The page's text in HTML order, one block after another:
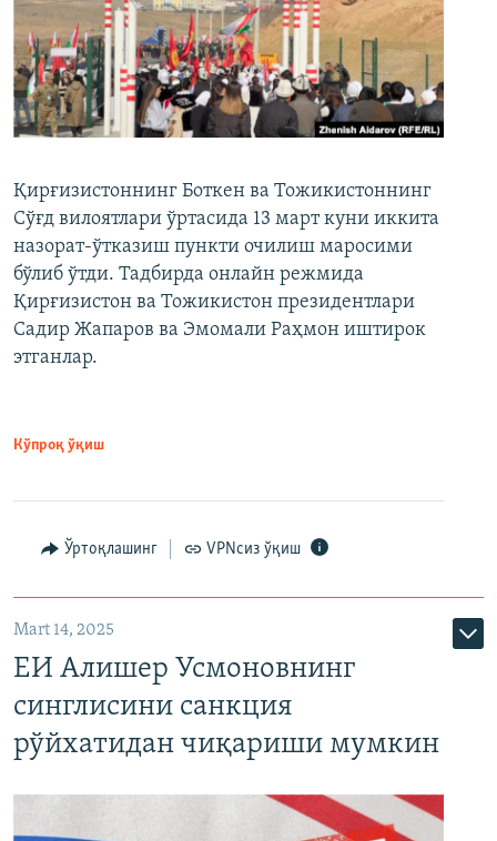
Қирғизистоннинг Боткен ва Тожикистоннинг
Сўғд вилоятлари ўртасида 13 март куни иккита
назорат-ўтказиш пункти очилиш маросими
бўлиб ўтди. Тадбирда онлайн режмида
Қирғизистон ва Тожикистон президентлари
Садир Жапаров ва Эмомали Раҳмон иштирок
этганлар.
Кўпроқ ўқиш
Ўртоқлашинг VPNсиз ўқиш
Mart 14, 2025
ЕИ Алишер Усмоновнинг
синглисини санкция
рўйхатидан чиқариши мумкин